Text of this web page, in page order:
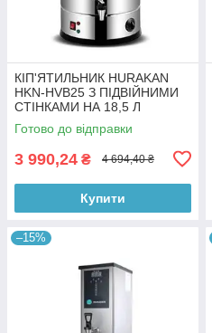
КІП'ЯТИЛЬНИК HURAKAN
HKN-HVB25 З ПІДВІЙНИМИ
СТІНКАМИ НА 18,5 Л
Готово до відправки
3 990,24 ₴ 4 694,40 ₴
Купити
–15%